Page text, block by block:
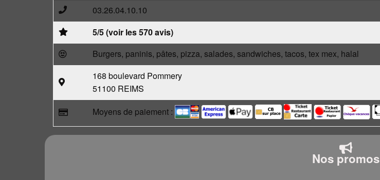
03.26.04.10.10
5/5 (voir les 570 avis)
Burgers, paninis, pâtes, pizza, salades, sandwiches, tacos, tex mex, halal
168 boulevard Pommery
51100 REIMS
Moyens de paiement :
Nos promos